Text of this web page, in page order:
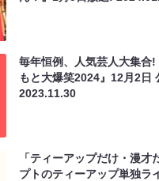
毎年恒例、人気芸人大集合!
もと大爆笑2024』12月2日
2023.11.30
「ティーアップだけ・漫才
プトのティーアップ単独ラ